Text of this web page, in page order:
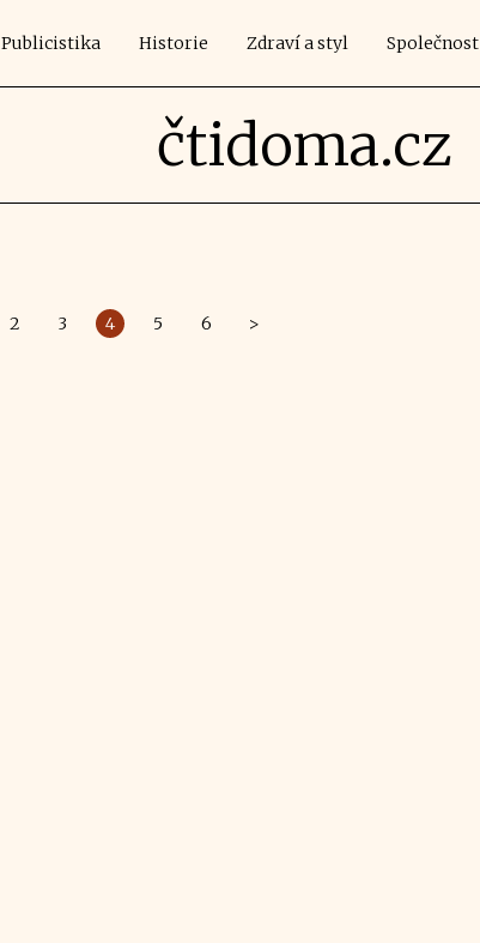
Publicistika Historie Zdraví a styl Společnost
čtidoma.cz
2 3 4 5 6 >